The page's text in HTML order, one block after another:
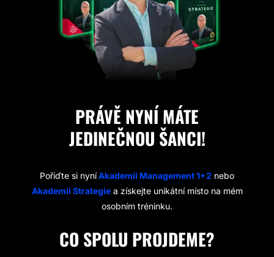
PRÁVĚ NYNÍ MÁTE
JEDINEČNOU ŠANCI!
Pořiďte si nyníAkademii Management 1+2 nebo
Akademii Strategiea získejte unikátní místo na mém
osobním tréninku.
CO SPOLU PROJDEME?